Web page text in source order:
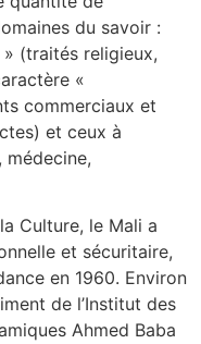
du savoir :
(traités religieux,
«
commerciaux et
et ceux à
Culture, le Mali a
et sécuritaire,
en 1960. Environ
de l’Institut des
Ahmed Baba